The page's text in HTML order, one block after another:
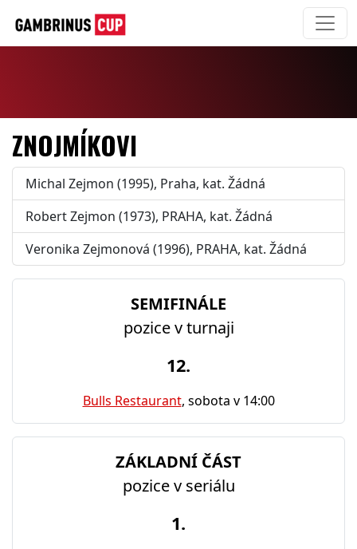
ZNOJMÍKOVI
Michal Zejmon (1995), Praha, kat. Žádná
Robert Zejmon (1973), PRAHA, kat. Žádná
Veronika Zejmonová (1996), PRAHA, kat. Žádná
SEMIFINÁLE
pozice v turnaji
12.
Bulls Restaurant, sobota v 14:00
ZÁKLADNÍ ČÁST
pozice v seriálu
1.